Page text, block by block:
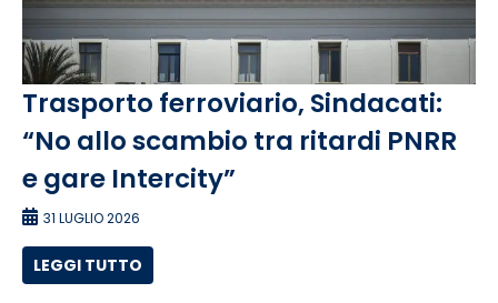
Trasporto ferroviario, Sindacati:
“No allo scambio tra ritardi PNRR
e gare Intercity”
31 LUGLIO 2026
LEGGI TUTTO